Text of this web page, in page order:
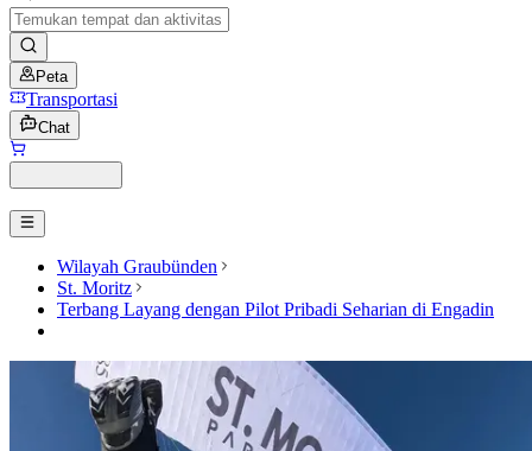
Peta
Transportasi
Chat
Wilayah Graubünden
St. Moritz
Terbang Layang dengan Pilot Pribadi Seharian di Engadin